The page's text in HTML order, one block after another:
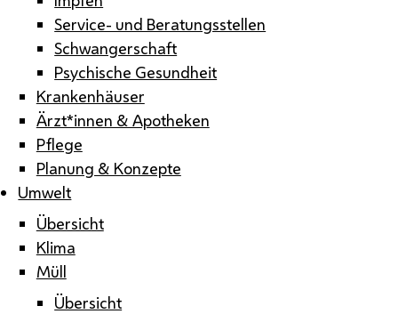
Service- und Beratungsstellen
Schwangerschaft
Psychische Gesundheit
Krankenhäuser
Ärzt*innen & Apotheken
Pflege
Planung & Konzepte
Umwelt
Übersicht
Klima
Müll
Übersicht